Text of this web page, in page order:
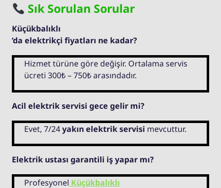
Sık Sorulan Sorular
Küçükbalıklı
’da elektrikçi fiyatları ne kadar?
Hizmet türüne göre değişir. Ortalama servis
ücreti 300₺ – 750₺ arasındadır.
Acil elektrik servisi gece gelir mi?
Evet, 7/24yakın elektrik servisi mevcuttur.
Elektrik ustası garantili iş yapar mı?
Profesyonel Küçükbalıklı